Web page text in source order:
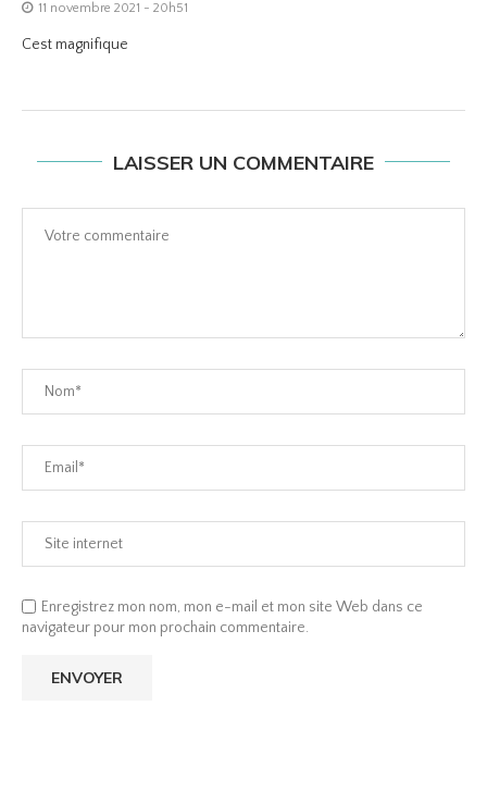
11 novembre 2021 - 20h51
Cest magnifique
LAISSER UN COMMENTAIRE
Enregistrez mon nom, mon e-mail et mon site Web dans ce
navigateur pour mon prochain commentaire.